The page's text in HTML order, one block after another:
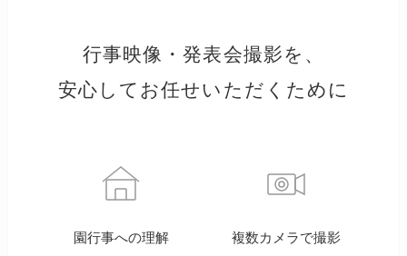
行事映像・発表会撮影を、
安心してお任せいただくために
園行事への理解 複数カメラで撮影